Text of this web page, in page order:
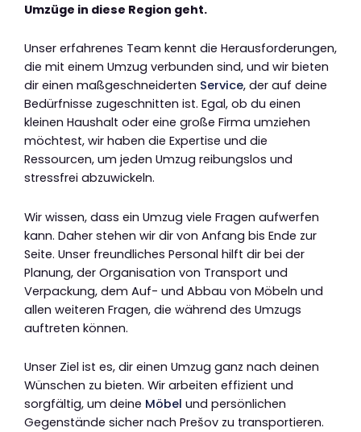
Umzüge in diese Region geht.
Unser erfahrenes Team kennt die Herausforderungen,
die mit einem Umzug verbunden sind, und wir bieten
dir einen maßgeschneiderten Service, der auf deine
Bedürfnisse zugeschnitten ist. Egal, ob du einen
kleinen Haushalt oder eine große Firma umziehen
möchtest, wir haben die Expertise und die
Ressourcen, um jeden Umzug reibungslos und
stressfrei abzuwickeln.
Wir wissen, dass ein Umzug viele Fragen aufwerfen
kann. Daher stehen wir dir von Anfang bis Ende zur
Seite. Unser freundliches Personal hilft dir bei der
Planung, der Organisation von Transport und
Verpackung, dem Auf- und Abbau von Möbeln und
allen weiteren Fragen, die während des Umzugs
auftreten können.
Unser Ziel ist es, dir einen Umzug ganz nach deinen
Wünschen zu bieten. Wir arbeiten effizient und
sorgfältig, um deine Möbel und persönlichen
Gegenstände sicher nach Prešov zu transportieren.